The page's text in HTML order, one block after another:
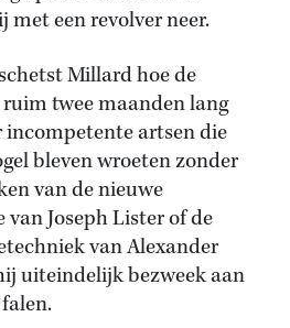
een revolver neer.
Millard hoe de
twee maanden lang
artsen die
bleven wroeten zonder
van de nieuwe
Joseph Lister of de
van Alexander
uiteindelijk bezweek aan